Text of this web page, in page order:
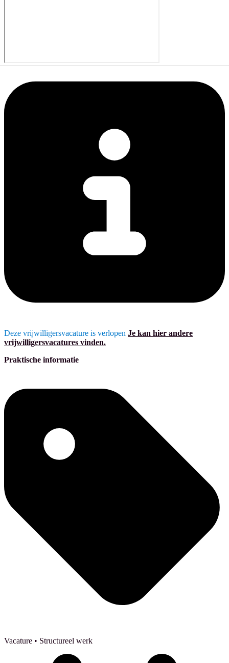
Deze vrijwilligersvacature is verlopen Je kan hier andere
vrijwilligersvacatures vinden.
Praktische informatie
Vacature • Structureel werk